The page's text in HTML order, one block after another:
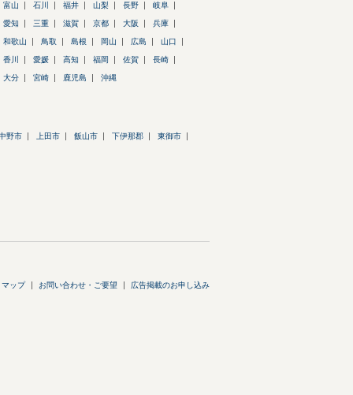
富山 石川 福井 山梨 長野 岐阜
愛知 三重 滋賀 京都 大阪 兵庫
和歌山 鳥取 島根 岡山 広島 山口
香川 愛媛 高知 福岡 佐賀 長崎
大分 宮崎 鹿児島 沖縄
野市 上田市 飯山市 下伊那郡 東御市
マップ お問い合わせ・ご要望 広告掲載のお申し込み